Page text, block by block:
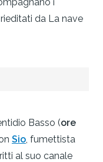
rieditati da La nave
Basso (ore
Sio , fumettista
al suo canale